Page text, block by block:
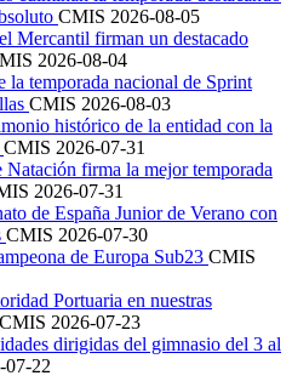
CMIS 2026-08-05
Mercantil firman un destacado
2026-08-04
temporada nacional de Sprint
CMIS 2026-08-03
histórico de la entidad con la
CMIS 2026-07-31
Natación firma la mejor temporada
2026-07-31
de España Junior de Verano con
CMIS 2026-07-30
de Europa Sub23 CMIS
Portuaria en nuestras
CMIS 2026-07-23
dirigidas del gimnasio del 3 al
07-22